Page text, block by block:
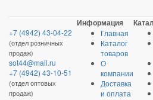
+7 (4942) 43-04-22
(отдел розничных
продаж)
sot44@mail.ru
+7 (4942) 43-10-51
(отдел оптовых
продаж)
Информация
Главная
Каталог
товаров
О
компании
Доставка
и оплата